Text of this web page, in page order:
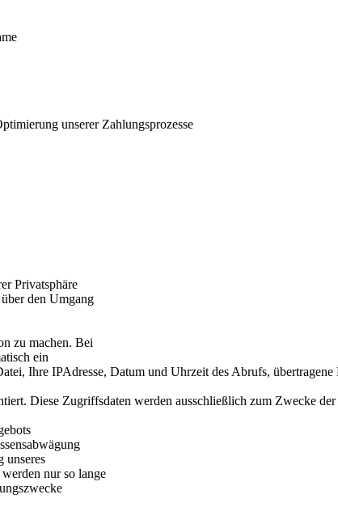
unserer Zahlungsprozesse
Privatsphäre
den Umgang
zu machen. Bei
ein
Ihre IPAdresse, Datum und Uhrzeit des Abrufs, übertragene
Diese Zugriffsdaten werden ausschließlich zum Zwecke
unseres
nur so lange